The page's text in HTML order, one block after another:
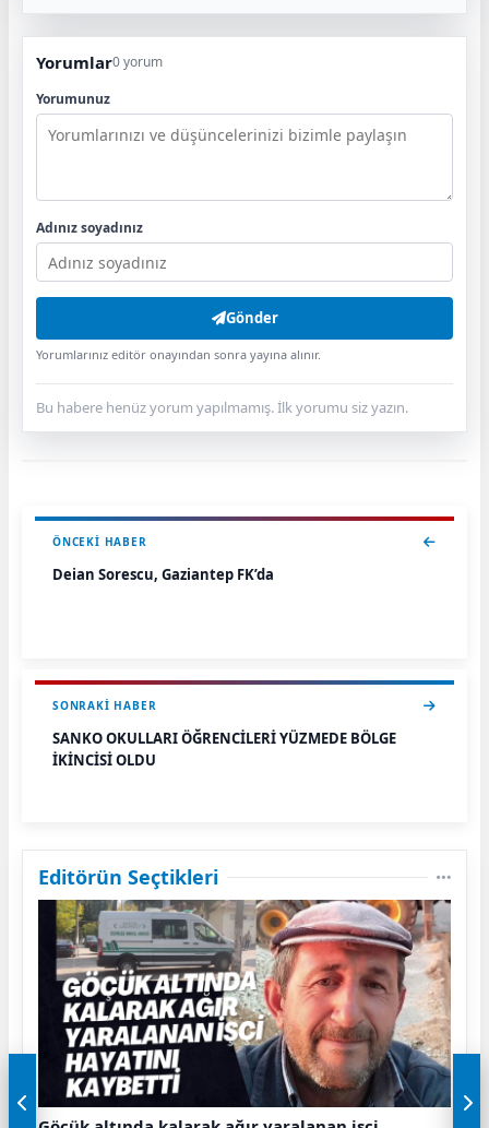
Yorumlar0 yorum
Yorumunuz
Adınız soyadınız
Gönder
Yorumlarınız editör onayından sonra yayına alınır.
Bu habere henüz yorum yapılmamış. İlk yorumu siz yazın.
ÖNCEKI HABER
Deian Sorescu, Gaziantep FK’da
SONRAKI HABER
SANKO OKULLARI ÖĞRENCİLERİ YÜZMEDE BÖLGE
İKİNCİSİ OLDU
Editörün Seçtikleri